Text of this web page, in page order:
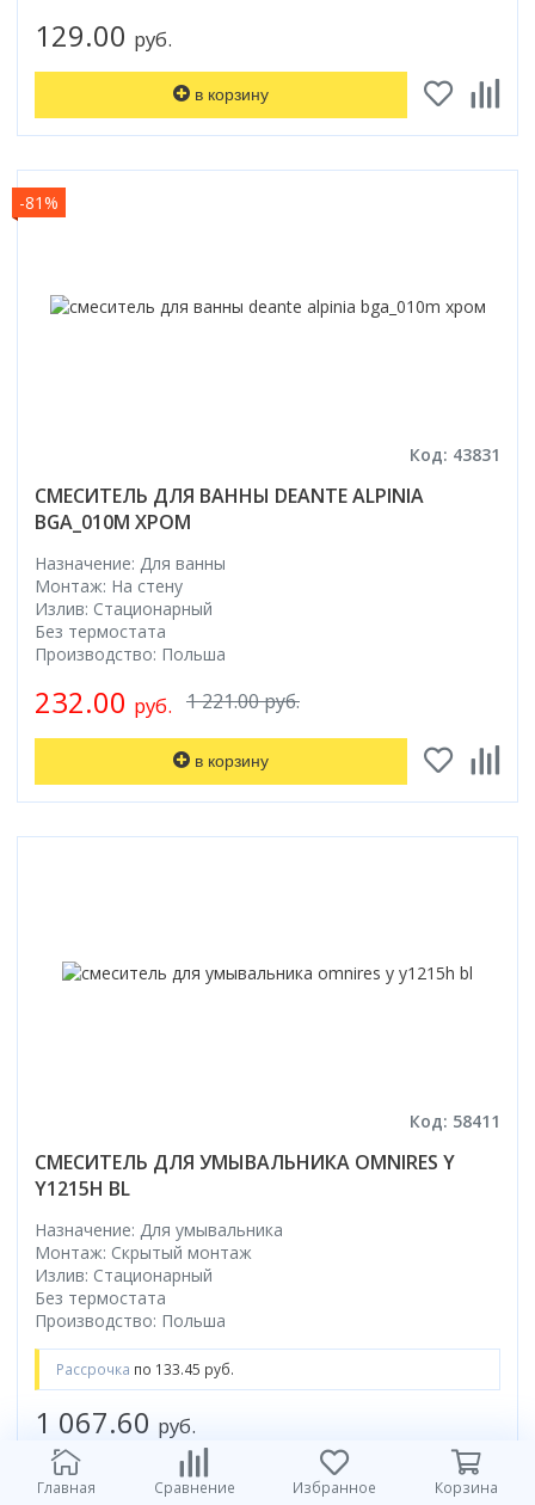
129.00 руб.
в корзину
-81%
Код: 43831
СМЕСИТЕЛЬ ДЛЯ ВАННЫ DEANTE ALPINIA
BGA_010M ХРОМ
Назначение: Для ванны
Монтаж: На стену
Излив: Стационарный
Без термостата
Производство: Польша
1 221.00 руб.
232.00 руб.
в корзину
Код: 58411
СМЕСИТЕЛЬ ДЛЯ УМЫВАЛЬНИКА OMNIRES Y
Y1215H BL
Назначение: Для умывальника
Монтаж: Скрытый монтаж
Излив: Стационарный
Без термостата
Производство: Польша
Рассрочка по 133.45 руб.
1 067.60 руб.
в корзину
Главная Сравнение Избранное Корзина